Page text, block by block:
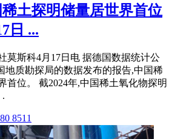
土探明储量居世界首位
日 ...
莫斯科4月17日电 据德国数据统计公
地质勘探局的数据发布的报告,中国稀
首位。 截2024年,中国稀土氧化物探明
.
8511